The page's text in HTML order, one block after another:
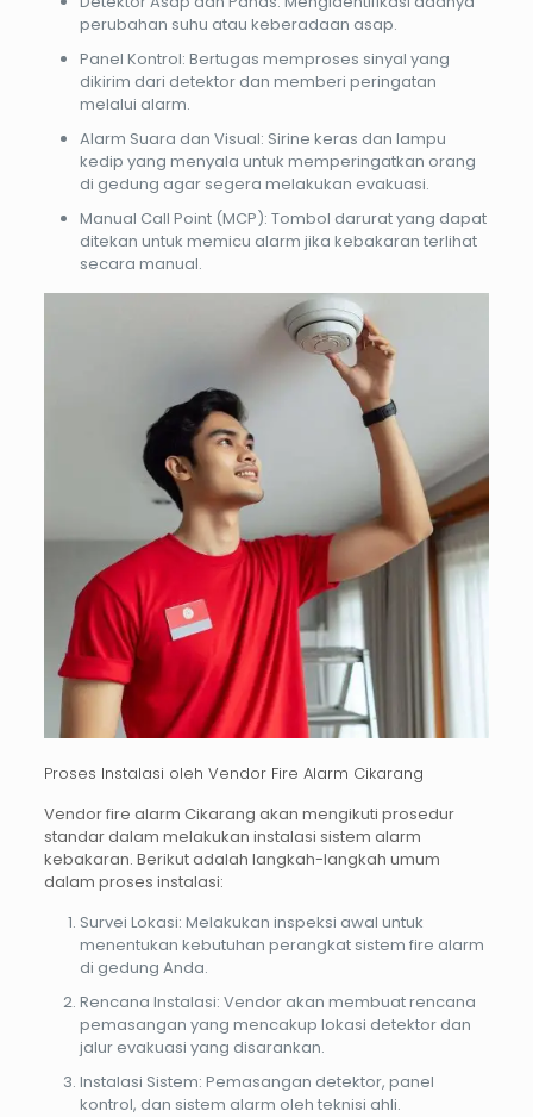
perubahan suhu atau keberadaan asap.
Panel Kontrol: Bertugas memproses sinyal yang
dikirim dari detektor dan memberi peringatan
melalui alarm.
Alarm Suara dan Visual: Sirine keras dan lampu
kedip yang menyala untuk memperingatkan orang
di gedung agar segera melakukan evakuasi.
Manual Call Point (MCP): Tombol darurat yang dapat
ditekan untuk memicu alarm jika kebakaran terlihat
secara manual.
Proses Instalasi oleh Vendor Fire Alarm Cikarang
Vendor fire alarm Cikarang akan mengikuti prosedur
standar dalam melakukan instalasi sistem alarm
kebakaran. Berikut adalah langkah-langkah umum
dalam proses instalasi:
Survei Lokasi: Melakukan inspeksi awal untuk
menentukan kebutuhan perangkat sistem fire alarm
di gedung Anda.
Rencana Instalasi: Vendor akan membuat rencana
pemasangan yang mencakup lokasi detektor dan
jalur evakuasi yang disarankan.
Instalasi Sistem: Pemasangan detektor, panel
kontrol, dan sistem alarm oleh teknisi ahli.